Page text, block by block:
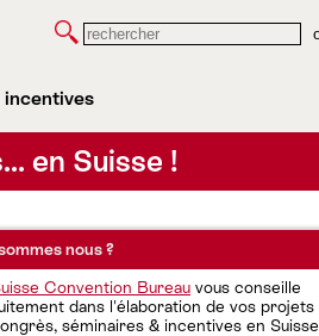
Rechercher
en Suisse !
nous ?
Convention Bureau vous conseille
dans l'élaboration de vos projets
séminaires & incentives en Suisse